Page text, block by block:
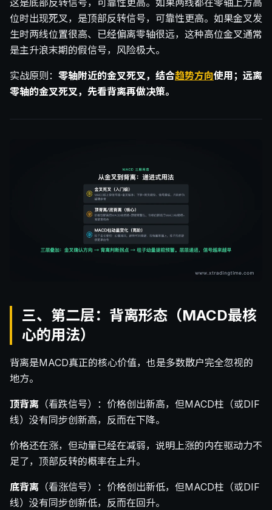
这是底部反转信号，可靠性更高。如果两线都在零轴上方高
位时出现死叉，是顶部反转信号，可靠性更高。如果金叉发
生时两线位置很高、已经偏离零轴很远，这种高位金叉通常
是主升浪末期的假信号，风险极大。
实战原则： 零轴附近的金叉死叉，结合趋势方向使用；远离
零轴的金叉死叉，先看背离再做决策。
三、第二层：背离形态（MACD最核
心的用法）
背离是MACD真正的核心价值，也是多数散户完全忽视的
地方。
顶背离 （看跌信号）：价格创出新高，但MACD柱（或DIF
线）没有同步创新高，反而在下降。
价格还在涨，但动量已经在减弱，说明上涨的内在驱动力不
足了，顶部反转的概率在上升。
底背离 （看涨信号）：价格创出新低，但MACD柱（或DIF
线）没有同步创新低，反而在回升。